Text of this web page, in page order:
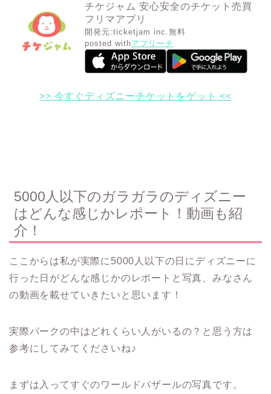
チケジャム 安心安全のチケット売買
フリマアプリ
開発元:ticketjam inc. 無料
posted withアプリーチ
>> 今すぐディズニーチケットをゲット <<
5000人以下のガラガラのディズニー
はどんな感じかレポート！動画も紹
介！
ここからは私が実際に5000人以下の日にディズニーに
行った日がどんな感じかのレポートと写真、みなさん
の動画を載せていきたいと思います！
実際パークの中はどれくらい人がいるの？と思う方は
参考にしてみてくださいね♪
まずは入ってすぐのワールドバザールの写真です。